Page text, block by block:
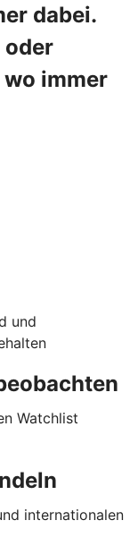
dabei.
oder
immer
und
Watchlist
internationalen